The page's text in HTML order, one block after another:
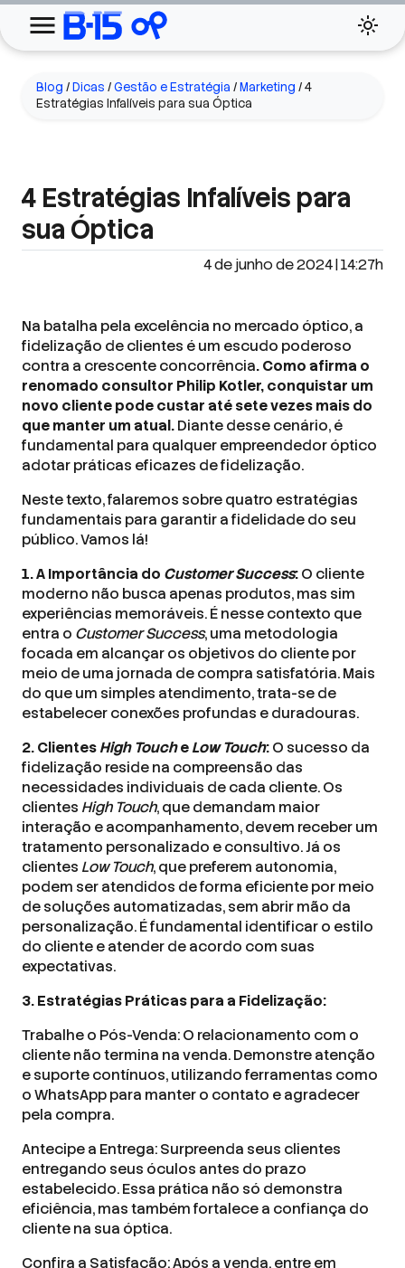
Blog /Dicas /Gestão e Estratégia /Marketing /4
Estratégias Infalíveis para sua Óptica
4 Estratégias Infalíveis para
sua Óptica
4 de junho de 2024 | 14:27h
Na batalha pela excelência no mercado óptico, a
fidelização de clientes é um escudo poderoso
contra a crescente concorrência. Como afirma o
renomado consultor Philip Kotler, conquistar um
novo cliente pode custar até sete vezes mais do
que manter um atual.Diante desse cenário, é
fundamental para qualquer empreendedor óptico
adotar práticas eficazes de fidelização.
Neste texto, falaremos sobre quatro estratégias
fundamentais para garantir a fidelidade do seu
público. Vamos lá!
1. A Importância do Customer Success:O cliente
moderno não busca apenas produtos, mas sim
experiências memoráveis. É nesse contexto que
entra o Customer Success, uma metodologia
focada em alcançar os objetivos do cliente por
meio de uma jornada de compra satisfatória. Mais
do que um simples atendimento, trata-se de
estabelecer conexões profundas e duradouras.
2. ClientesHigh ToucheLow Touch:O sucesso da
fidelização reside na compreensão das
necessidades individuais de cada cliente. Os
clientes High Touch, que demandam maior
interação e acompanhamento, devem receber um
tratamento personalizado e consultivo. Já os
clientes Low Touch, que preferem autonomia,
podem ser atendidos de forma eficiente por meio
de soluções automatizadas, sem abrir mão da
personalização. É fundamental identificar o estilo
do cliente e atender de acordo com suas
expectativas.
3. Estratégias Práticas para a Fidelização:
Trabalhe o Pós-Venda: O relacionamento com o
cliente não termina na venda. Demonstre atenção
e suporte contínuos, utilizando ferramentas como
o WhatsApp para manter o contato e agradecer
pela compra.
Antecipe a Entrega: Surpreenda seus clientes
entregando seus óculos antes do prazo
estabelecido. Essa prática não só demonstra
eficiência, mas também fortalece a confiança do
cliente na sua óptica.
Confira a Satisfação: Após a venda, entre em